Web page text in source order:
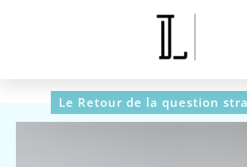
Le Retour de la question